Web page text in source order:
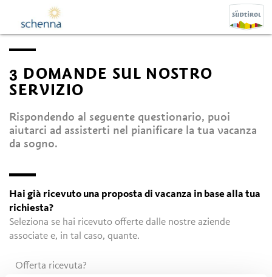
3 DOMANDE SUL NOSTRO
SERVIZIO
Rispondendo al seguente questionario, puoi
aiutarci ad assisterti nel pianificare la tua vacanza
da sogno.
Hai già ricevuto una proposta di vacanza in base alla tua
richiesta?
Seleziona se hai ricevuto offerte dalle nostre aziende
associate e, in tal caso, quante.
Offerta ricevuta?